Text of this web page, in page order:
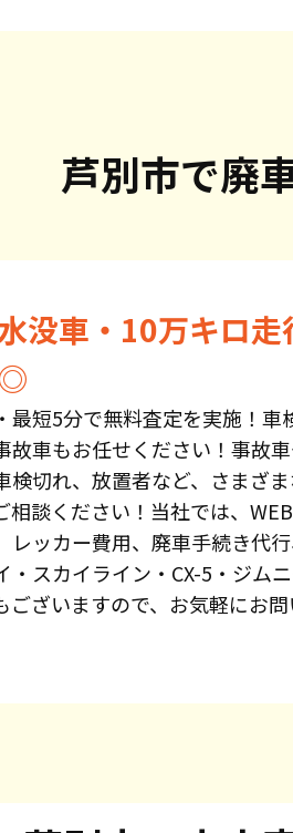
芦別市で廃
没車・10万キロ
最短5分で無料査定を実施！車
故車もお任せください！事故
検切れ、放置者など、さまざ
相談ください！当社では、
ッカー費用、廃車手続き代
・スカイライン・CX-5・ジム
ございますので、お気軽にお